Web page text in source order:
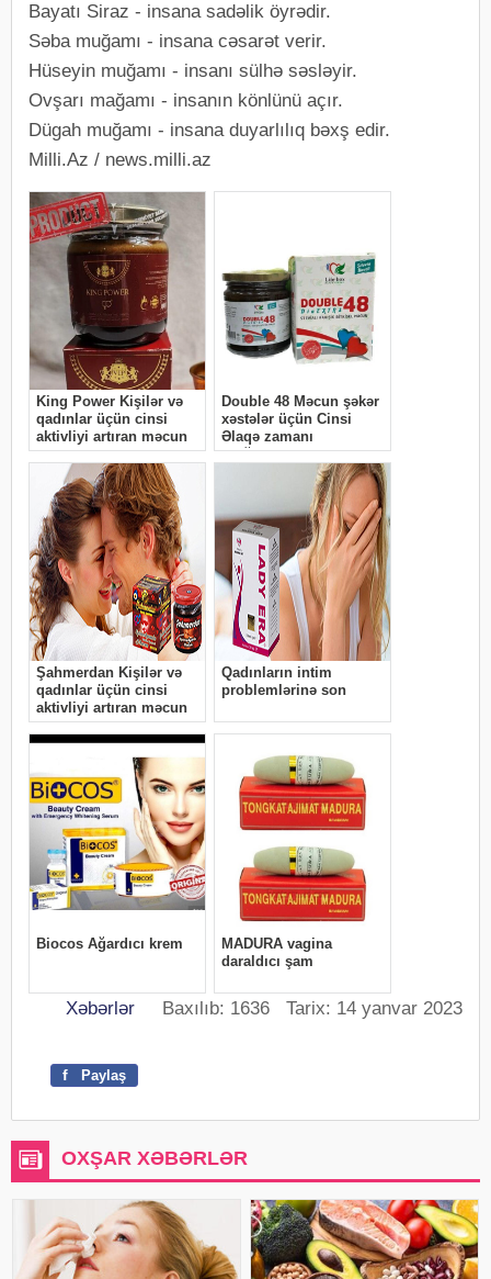
Bayatı Siraz - insana sadəlik öyrədir.
Səba muğamı - insana cəsarət verir.
Hüseyin muğamı - insanı sülhə səsləyir.
Ovşarı mağamı - insanın könlünü açır.
Dügah muğamı - insana duyarlılıq bəxş edir.
Milli.Az / news.milli.az
Xəbərlər Baxılıb: 1636 Tarix: 14 yanvar 2023
f Paylaş
OXŞAR XƏBƏRLƏR